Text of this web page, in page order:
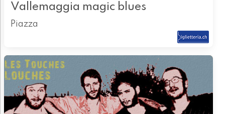
Vallemaggia magic blues
Piazza